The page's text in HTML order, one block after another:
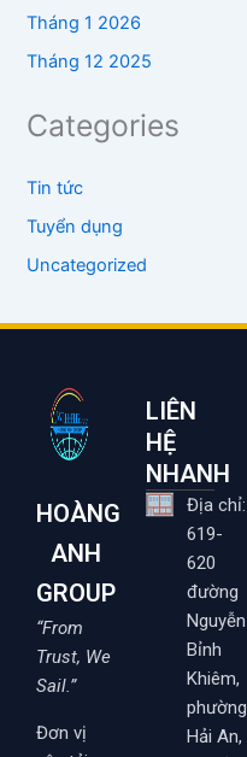
Tháng 1 2026
Tháng 12 2025
Categories
Tin tức
Tuyển dụng
Uncategorized
HOÀNG
ANH
GROUP
“From
Trust, We
Sail.”
Đơn vị
LIÊN
HỆ
NHANH
Địa chỉ:
619-
620
đường
Nguyễn
Bỉnh
Khiêm,
phường
Hải An,